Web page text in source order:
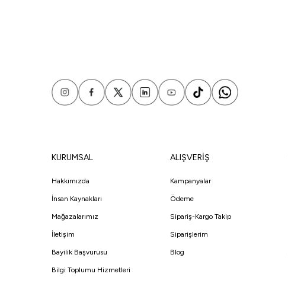
KURUMSAL
Hakkımızda
İnsan Kaynakları
Mağazalarımız
İletişim
Bayilik Başvurusu
Bilgi Toplumu Hizmetleri
ALIŞVERİŞ
Kampanyalar
Ödeme
Sipariş-Kargo Takip
Siparişlerim
Blog